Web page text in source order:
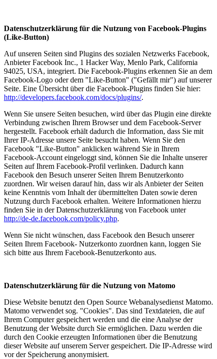
Datenschutzerklärung für die Nutzung von Facebook-Plugins
(Like-Button)
Auf unseren Seiten sind Plugins des sozialen Netzwerks Facebook,
Anbieter Facebook Inc., 1 Hacker Way, Menlo Park, California
94025, USA, integriert. Die Facebook-Plugins erkennen Sie an dem
Facebook-Logo oder dem "Like-Button" ("Gefällt mir") auf unserer
Seite. Eine Übersicht über die Facebook-Plugins finden Sie hier:
http://developers.facebook.com/docs/plugins/.
Wenn Sie unsere Seiten besuchen, wird über das Plugin eine direkte
Verbindung zwischen Ihrem Browser und dem Facebook-Server
hergestellt. Facebook erhält dadurch die Information, dass Sie mit
Ihrer IP-Adresse unsere Seite besucht haben. Wenn Sie den
Facebook "Like-Button" anklicken während Sie in Ihrem
Facebook-Account eingeloggt sind, können Sie die Inhalte unserer
Seiten auf Ihrem Facebook-Profil verlinken. Dadurch kann
Facebook den Besuch unserer Seiten Ihrem Benutzerkonto
zuordnen. Wir weisen darauf hin, dass wir als Anbieter der Seiten
keine Kenntnis vom Inhalt der übermittelten Daten sowie deren
Nutzung durch Facebook erhalten. Weitere Informationen hierzu
finden Sie in der Datenschutzerklärung von Facebook unter
http://de-de.facebook.com/policy.php.
Wenn Sie nicht wünschen, dass Facebook den Besuch unserer
Seiten Ihrem Facebook- Nutzerkonto zuordnen kann, loggen Sie
sich bitte aus Ihrem Facebook-Benutzerkonto aus.
Datenschutzerklärung für die Nutzung von Matomo
Diese Website benutzt den Open Source Webanalysedienst Matomo.
Matomo verwendet sog. "Cookies". Das sind Textdateien, die auf
Ihrem Computer gespeichert werden und die eine Analyse der
Benutzung der Website durch Sie ermöglichen. Dazu werden die
durch den Cookie erzeugten Informationen über die Benutzung
dieser Website auf unserem Server gespeichert. Die IP-Adresse wird
vor der Speicherung anonymisiert.